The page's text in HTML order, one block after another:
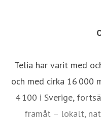
Telia har varit med
och med cirka 16 000
4 100 i Sverige,
framåt – lokalt,